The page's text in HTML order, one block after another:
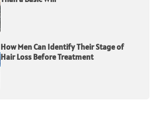
How Men Can Identify Their Stage of
Hair Loss Before Treatment